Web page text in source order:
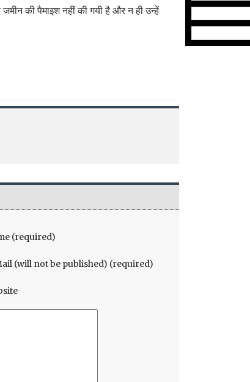
की पैमाइश नहीं की गयी है और न ही उन्हें
(required)
(will not be published) (required)